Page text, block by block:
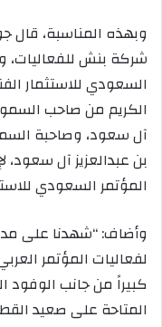
وبهذه المناسبة، قال
شركة بنش
السعودي للاستثمار
الكريم من صاحب السمو
آل سعود، وصاحبة
بن عبدالعزيز آل سعود،
المؤتمر السعودي
لفعاليات المؤتمر
كبيراً من جانب الوفود
المتاحة على صعيد